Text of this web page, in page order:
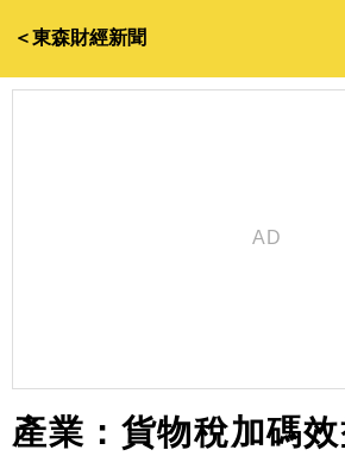
＜東森財經新聞
產業：貨物稅加碼效